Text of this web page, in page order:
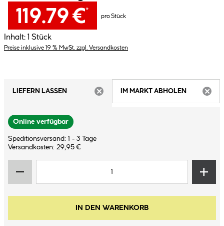
119.79 €*
pro Stück
Inhalt: 1 Stück
Preise inklusive 19 % MwSt. zzgl. Versandkosten
LIEFERN LASSEN
IM MARKT ABHOLEN
Online verfügbar
Speditionsversand: 1 - 3 Tage
Versandkosten: 29,95 €
IN DEN WARENKORB